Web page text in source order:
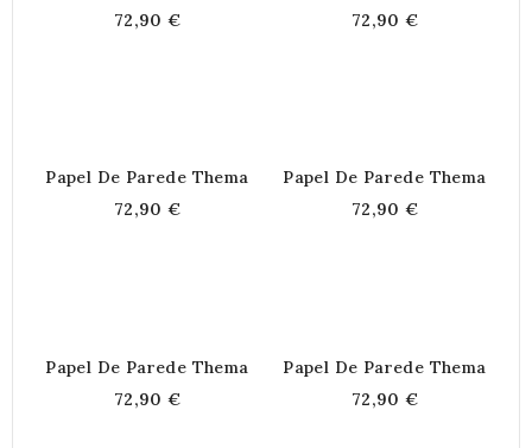
72,90 €
72,90 €
Papel De Parede Thema
72,90 €
Papel De Parede Thema
72,90 €
Papel De Parede Thema
72,90 €
Papel De Parede Thema
72,90 €